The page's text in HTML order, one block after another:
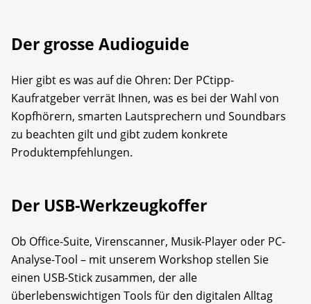
Der grosse Audioguide
Hier gibt es was auf die Ohren: Der PCtipp-
Kaufratgeber verrät Ihnen, was es bei der Wahl von
Kopfhörern, smarten Lautsprechern und Soundbars
zu beachten gilt und gibt zudem konkrete
Produktempfehlungen.
Der USB-Werkzeugkoffer
Ob Office-Suite, Virenscanner, Musik-Player oder PC-
Analyse-Tool – mit unserem Workshop stellen Sie
einen USB-Stick zusammen, der alle
überlebenswichtigen Tools für den digitalen Alltag